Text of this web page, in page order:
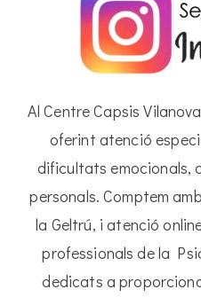
Al Centre Capsis
oferint atenció
dificultats emocionals,
personals. Comptem
la Geltrú, i atenció
professionals de la
dedicats a